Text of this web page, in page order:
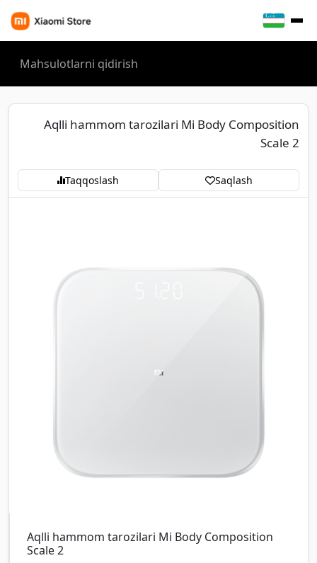
Aqlli hammom tarozilari Mi Body Composition
Scale 2
Taqqoslash Saqlash
Aqlli hammom tarozilari Mi Body Composition
Scale 2